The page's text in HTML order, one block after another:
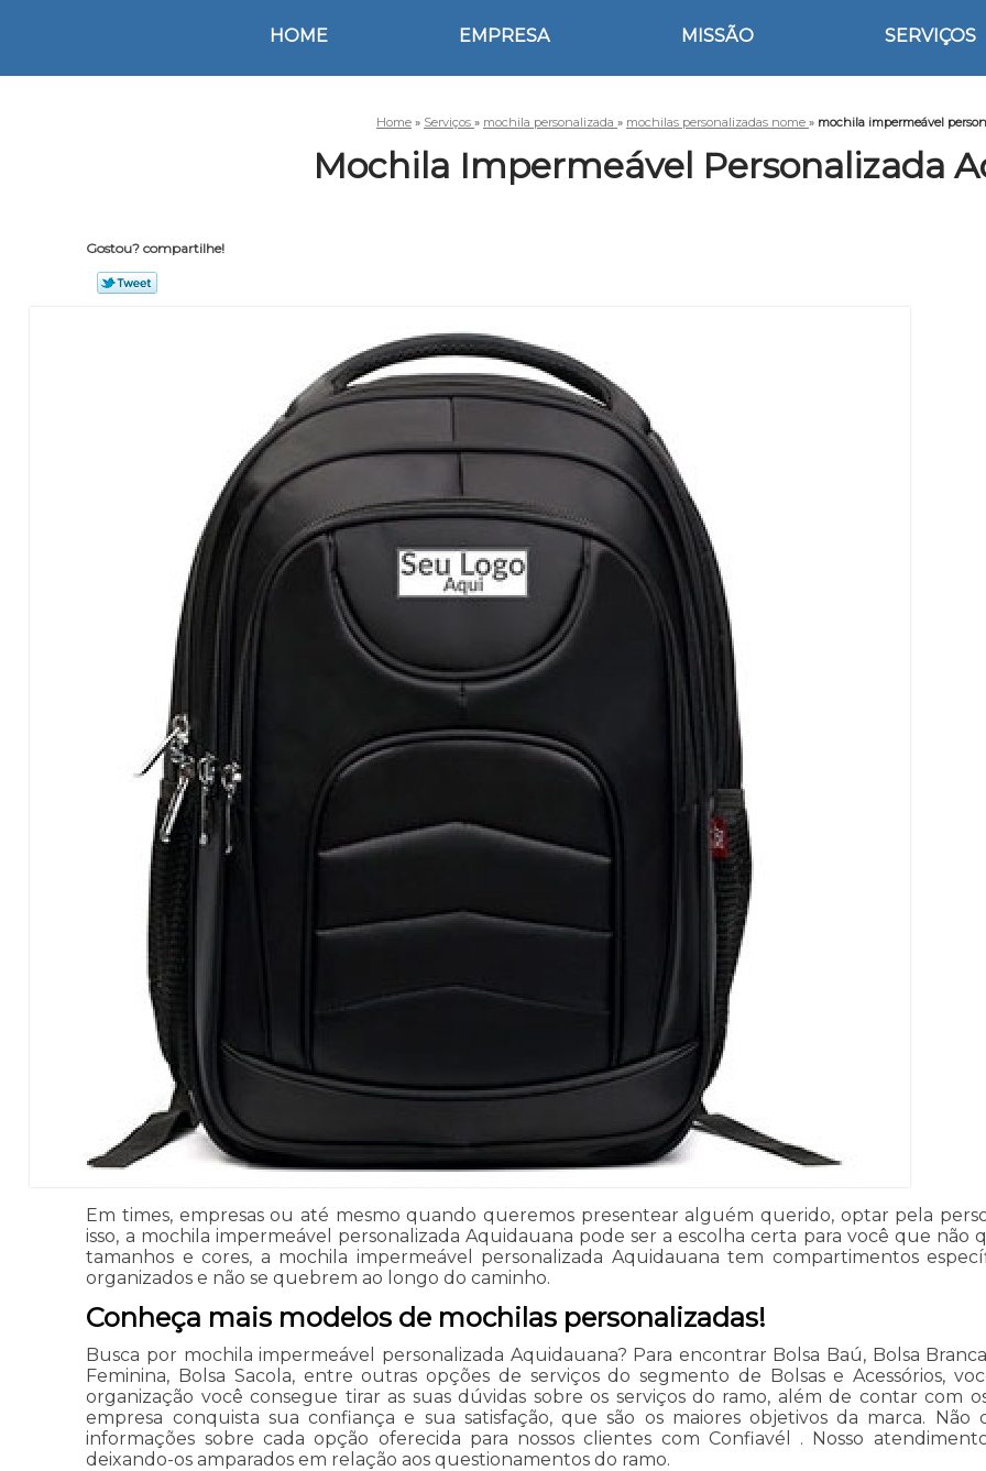
HOME EMPRESA MISSÃO SERVIÇOS
Home » Serviços » mochila personalizada » mochilas personalizadas nome » mochila impermeável
Mochila Impermeável Personalizada
Gostou? compartilhe!
Em times, empresas ou até mesmo quando queremos presentear alguém querido, optar pela
isso, a mochila impermeável personalizada Aquidauana pode ser a escolha certa para você que não
tamanhos e cores, a mochila impermeável personalizada Aquidauana tem compartimentos
organizados e não se quebrem ao longo do caminho.
Conheça mais modelos de mochilas personalizadas!
Busca por mochila impermeável personalizada Aquidauana? Para encontrar Bolsa Baú, Bolsa
Feminina, Bolsa Sacola, entre outras opções de serviços do segmento de Bolsas e Acessórios,
organização você consegue tirar as suas dúvidas sobre os serviços do ramo, além de contar com
empresa conquista sua confiança e sua satisfação, que são os maiores objetivos da marca.
informações sobre cada opção oferecida para nossos clientes com Confiavél . Nosso
deixando-os amparados em relação aos questionamentos do ramo.